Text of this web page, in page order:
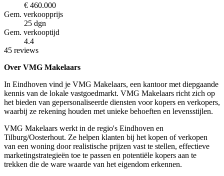
€ 460.000
Gem. verkoopprijs
25 dgn
Gem. verkooptijd
4.4
45 reviews
Over VMG Makelaars
In Eindhoven vind je VMG Makelaars, een kantoor met diepgaande
kennis van de lokale vastgoedmarkt. VMG Makelaars richt zich op
het bieden van gepersonaliseerde diensten voor kopers en verkopers,
waarbij ze rekening houden met unieke behoeften en levensstijlen.
VMG Makelaars werkt in de regio's Eindhoven en
Tilburg/Oosterhout. Ze helpen klanten bij het kopen of verkopen
van een woning door realistische prijzen vast te stellen, effectieve
marketingstrategieën toe te passen en potentiële kopers aan te
trekken die de ware waarde van het eigendom erkennen.